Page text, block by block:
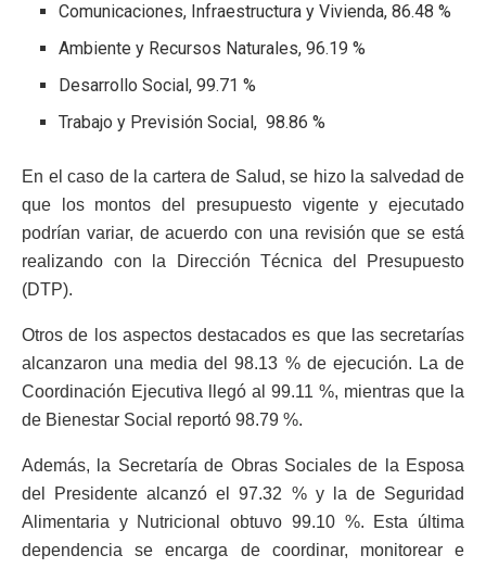
Comunicaciones, Infraestructura y Vivienda, 86.48 %
Ambiente y Recursos Naturales, 96.19 %
Desarrollo Social, 99.71 %
Trabajo y Previsión Social, 98.86 %
En el caso de la cartera de Salud, se hizo la salvedad de
que los montos del presupuesto vigente y ejecutado
podrían variar, de acuerdo con una revisión que se está
realizando con la Dirección Técnica del Presupuesto
(DTP).
Otros de los aspectos destacados es que las secretarías
alcanzaron una media del 98.13 % de ejecución. La de
Coordinación Ejecutiva llegó al 99.11 %, mientras que la
de Bienestar Social reportó 98.79 %.
Además, la Secretaría de Obras Sociales de la Esposa
del Presidente alcanzó el 97.32 % y la de Seguridad
Alimentaria y Nutricional obtuvo 99.10 %. Esta última
dependencia se encarga de coordinar, monitorear e